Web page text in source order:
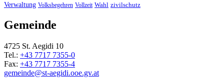
Verwaltung Volksbegehren Vollzeit Wahl zivilschutz
Gemeinde
4725 St. Aegidi 10
Tel.: +43 7717 7355-0
Fax: +43 7717 7355-4
gemeinde@st-aegidi.ooe.gv.at